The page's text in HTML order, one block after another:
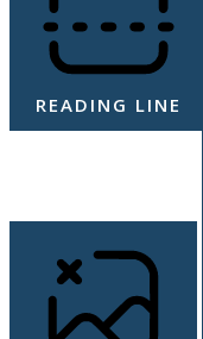
READING LINE